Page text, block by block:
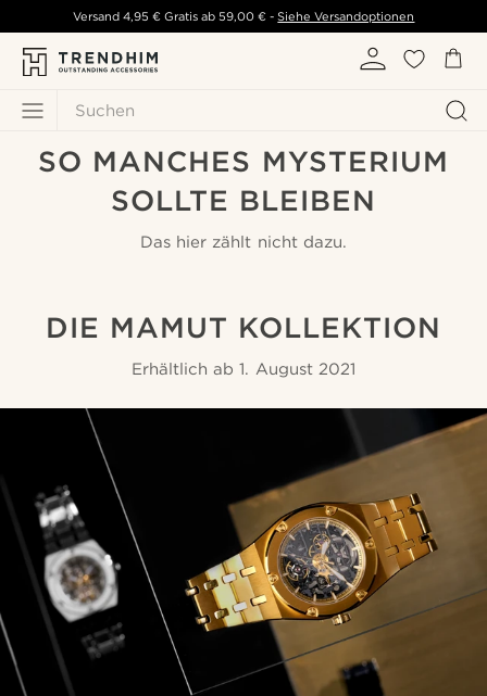
Suchen
Versand 4,95 € Gratis ab 59,00 € - Siehe Versandoptionen
SO MANCHES MYSTERIUM
SOLLTE BLEIBEN
Das hier zählt nicht dazu.
DIE MAMUT KOLLEKTION
Erhältlich ab 1. August 2021